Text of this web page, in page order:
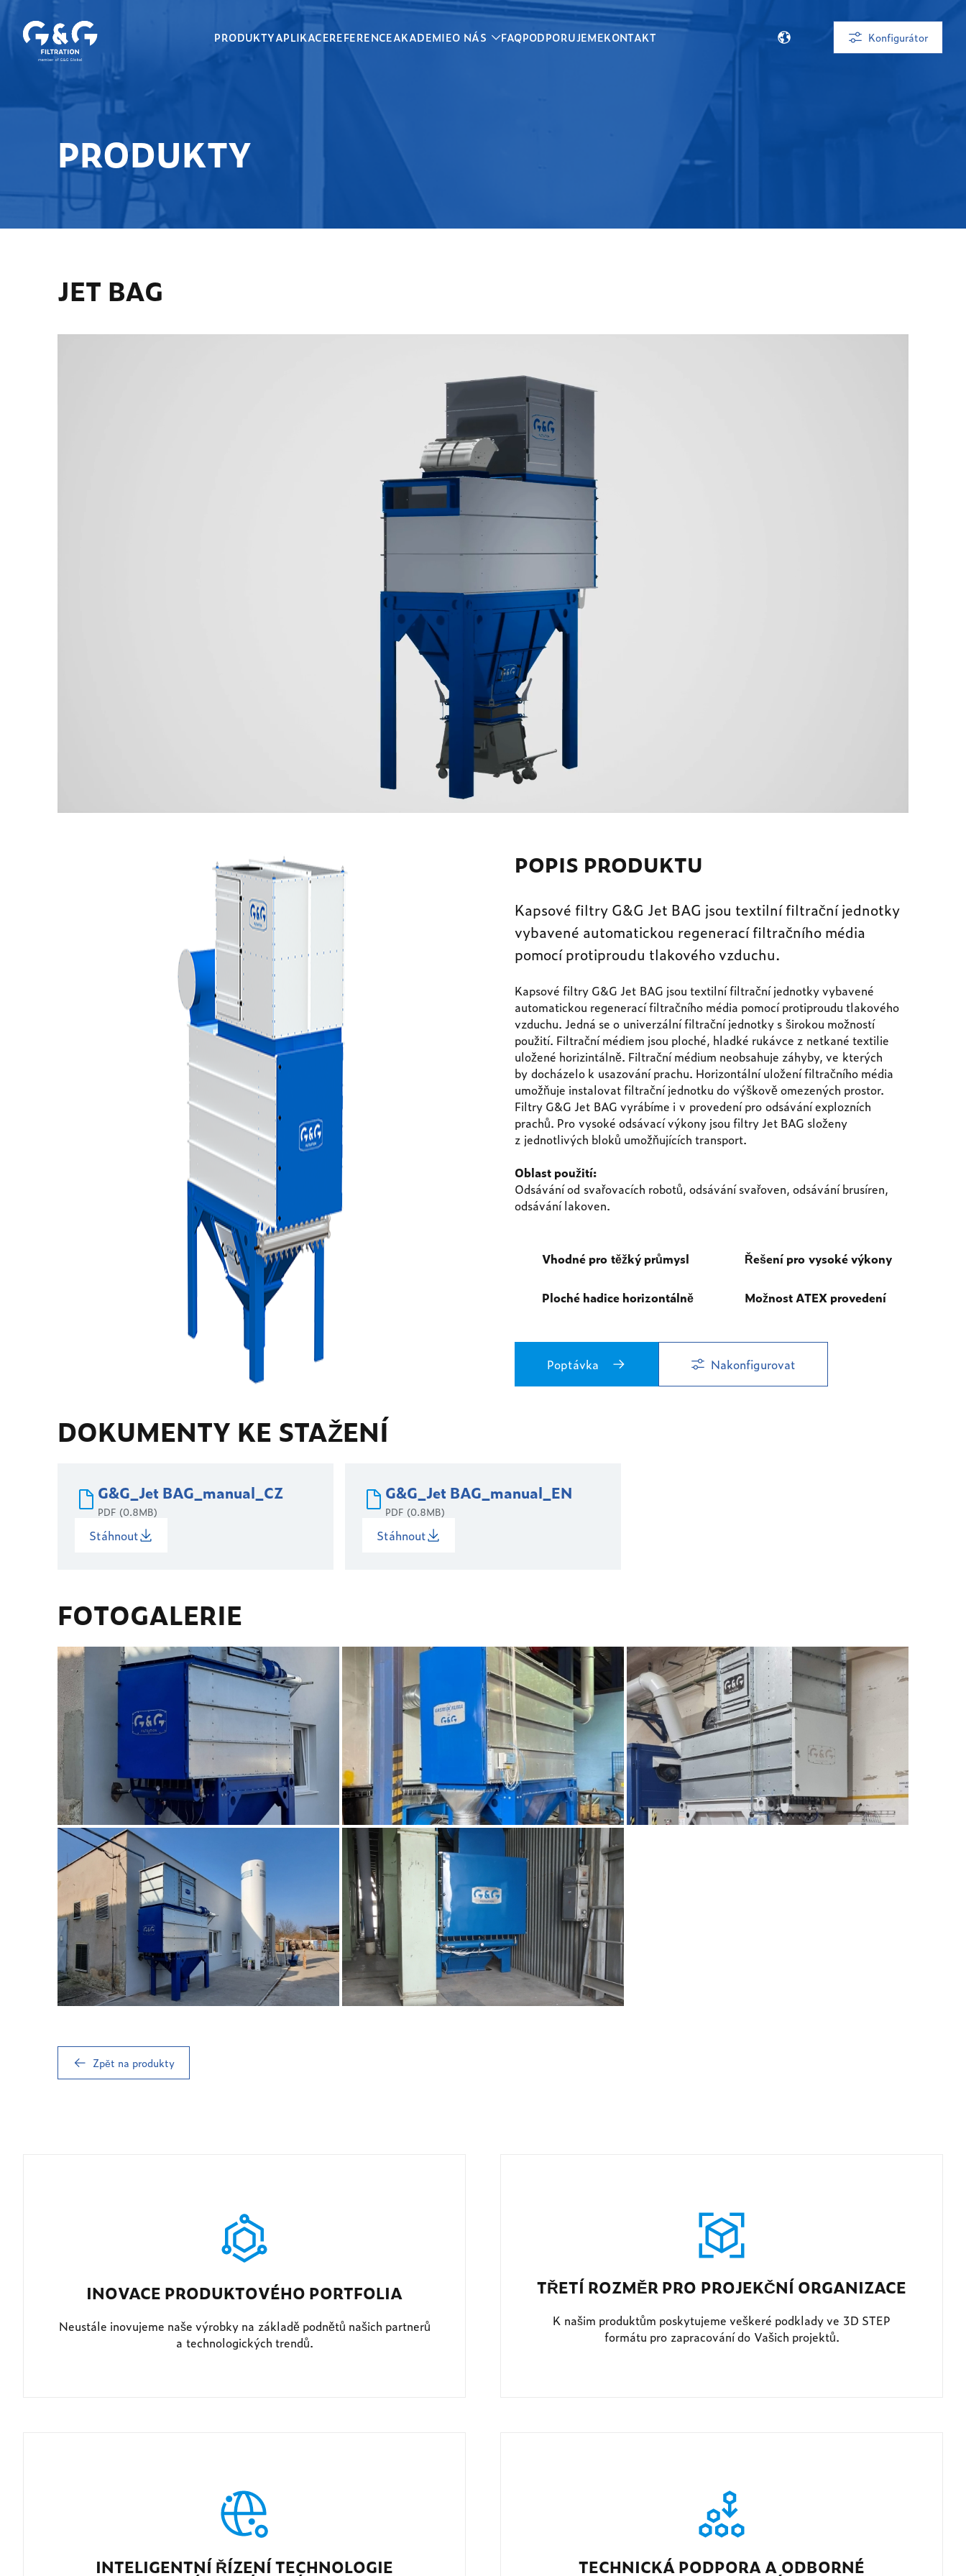
PRODUKTYAPLIKACEREFERENCEAKADEMIEO NÁS FAQPODPORUJEMEKONTAKT Konfigurátor
PRODUKTY
JET BAG
POPIS PRODUKTU
Kapsové filtry G&G Jet BAG jsou textilní filtrační jednotky
vybavené automatickou regenerací filtračního média
pomocí protiproudu tlakového vzduchu.
Kapsové filtry G&G Jet BAG jsou textilní filtrační jednotky vybavené
automatickou regenerací filtračního média pomocí protiproudu tlakového
vzduchu. Jedná se o univerzální filtrační jednotky s širokou možností
použití. Filtrační médiem jsou ploché, hladké rukávce z netkané textilie
uložené horizintálně. Filtrační médium neobsahuje záhyby, ve kterých
by docházelo k usazování prachu. Horizontální uložení filtračního média
umožňuje instalovat filtrační jednotku do výškově omezených prostor.
Filtry G&G Jet BAG vyrábíme i v provedení pro odsávání explozních
prachů. Pro vysoké odsávací výkony jsou filtry Jet BAG složeny
z jednotlivých bloků umožňujících transport.
Oblast použití:
Odsávání od svařovacích robotů, odsávání svařoven, odsávání brusíren,
odsávání lakoven.
Vhodné pro těžký průmysl
Ploché hadice horizontálně
Řešení pro vysoké výkony
Možnost ATEX provedení
Poptávka Nakonfigurovat
DOKUMENTY KE STAŽENÍ
G&G_Jet BAG_manual_CZ
PDF (0.8MB)
Stáhnout
G&G_Jet BAG_manual_EN
PDF (0.8MB)
Stáhnout
FOTOGALERIE
Zpět na produkty
INOVACE PRODUKTOVÉHO PORTFOLIA
Neustále inovujeme naše výrobky na základě podnětů našich partnerů
a technologických trendů.
TŘETÍ ROZMĚR PRO PROJEKČNÍ ORGANIZACE
K našim produktům poskytujeme veškeré podklady ve 3D STEP
formátu pro zapracování do Vašich projektů.
INTELIGENTNÍ ŘÍZENÍ TECHNOLOGIE TECHNICKÁ PODPORA A ODBORNÉ